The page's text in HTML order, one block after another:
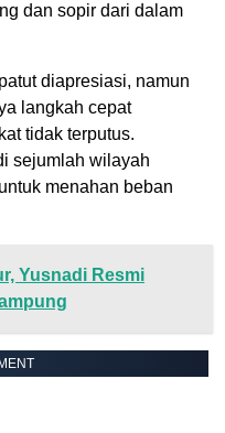
dan sopir dari dalam
diapresiasi, namun
langkah cepat
tidak terputus.
sejumlah wilayah
menahan beban
Yusnadi Resmi